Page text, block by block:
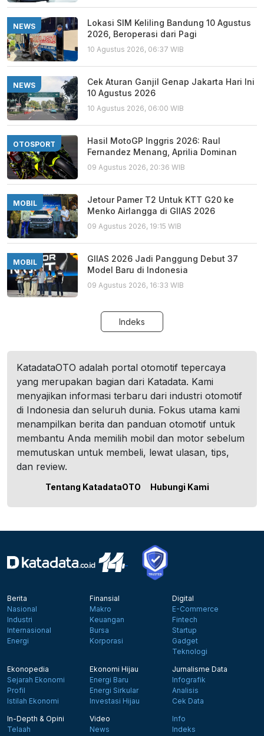
NEWS
Lokasi SIM Keliling Bandung 10 Agustus
2026, Beroperasi dari Pagi
10 Agustus 2026, 06:37 WIB
NEWS
Cek Aturan Ganjil Genap Jakarta Hari Ini
10 Agustus 2026
10 Agustus 2026, 06:00 WIB
OTOSPORT
Hasil MotoGP Inggris 2026: Raul
Fernandez Menang, Aprilia Dominan
09 Agustus 2026, 20:36 WIB
MOBIL
Jetour Pamer T2 Untuk KTT G20 ke
Menko Airlangga di GIIAS 2026
09 Agustus 2026, 19:15 WIB
MOBIL
GIIAS 2026 Jadi Panggung Debut 37
Model Baru di Indonesia
09 Agustus 2026, 16:33 WIB
Indeks
KatadataOTO adalah portal otomotif tepercaya
yang merupakan bagian dari Katadata. Kami
menyajikan informasi terbaru dari industri otomotif
di Indonesia dan seluruh dunia. Fokus utama kami
menampilkan berita dan panduan otomotif untuk
membantu Anda memilih mobil dan motor sebelum
memutuskan untuk membeli, lewat ulasan, tips,
dan review.
Tentang KatadataOTO Hubungi Kami
Berita
Nasional
Industri
Internasional
Energi
Finansial
Makro
Keuangan
Bursa
Korporasi
Digital
E-Commerce
Fintech
Startup
Gadget
Teknologi
Ekonopedia
Sejarah Ekonomi
Profil
Istilah Ekonomi
Ekonomi Hijau
Energi Baru
Energi Sirkular
Investasi Hijau
Jurnalisme Data
Infografik
Analisis
Cek Data
In-Depth & Opini
Telaah
Video
News
Info
Indeks